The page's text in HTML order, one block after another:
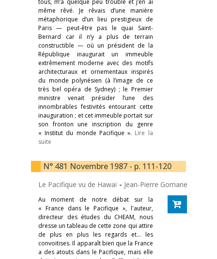
tous, m’a quelque peu troublé et j’en ai
même rêvé. Je rêvais d’une manière
métaphorique d’un lieu prestigieux de
Paris — peut-être pas le quai Saint-
Bernard car il n’y a plus de terrain
constructible — où un président de la
République inaugurait un immeuble
extrêmement moderne avec des motifs
architecturaux et ornementaux inspirés
du monde polynésien (à l’image de ce
très bel opéra de Sydney) ; le Premier
ministre venait présider l’une des
innombrables festivités entourant cette
inauguration ; et cet immeuble portait sur
son fronton une inscription du genre
« Institut du monde Pacifique ». Lire la
suite
N° 481 Novembre 1987 - p. 111-120
Le Pacifique vu de Hawaï - Jean-Pierre Gomane
Au moment de notre débat sur la
« France dans le Pacifique », l'auteur,
directeur des études du CHEAM, nous
dresse un tableau de cette zone qui attire
de plus en plus les regards et… les
convoitises. Il apparaît bien que la France
a des atouts dans le Pacifique, mais elle